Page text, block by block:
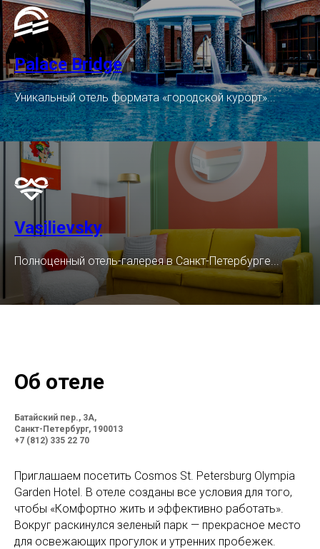
Palace Bridge
Уникальный отель формата «городской курорт»...
Vasilievsky
Полноценный отель-галерея в Санкт-Петербурге...
Об отеле
Батайский пер., 3А,
Санкт-Петербург, 190013
+7 (812) 335 22 70
Приглашаем посетить Cosmos St. Petersburg Olympia
Garden Hotel. В отеле созданы все условия для того,
чтобы «Комфортно жить и эффективно работать».
Вокруг раскинулся зеленый парк — прекрасное место
для освежающих прогулок и утренних пробежек.